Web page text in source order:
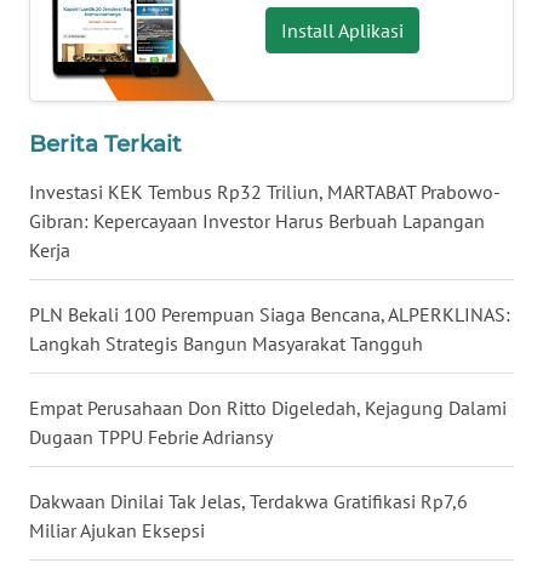
Install Aplikasi
Berita Terkait
Investasi KEK Tembus Rp32 Triliun, MARTABAT Prabowo-
Gibran: Kepercayaan Investor Harus Berbuah Lapangan
Kerja
PLN Bekali 100 Perempuan Siaga Bencana, ALPERKLINAS:
Langkah Strategis Bangun Masyarakat Tangguh
Empat Perusahaan Don Ritto Digeledah, Kejagung Dalami
Dugaan TPPU Febrie Adriansy
Dakwaan Dinilai Tak Jelas, Terdakwa Gratifikasi Rp7,6
Miliar Ajukan Eksepsi
WN
MALUKU
WN
MALUT
WN
DAIRI
WN
DANAU
NIAS
LANGKAT